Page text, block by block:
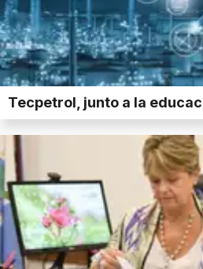
Tecpetrol, junto a la